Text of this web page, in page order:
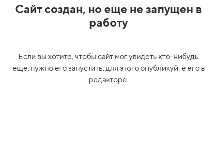
Сайт создан, но еще не запущен в
работу
Если вы хотите, чтобы сайт мог увидеть кто-нибудь
еще, нужно его запустить, для этого опубликуйте его в
редакторе.